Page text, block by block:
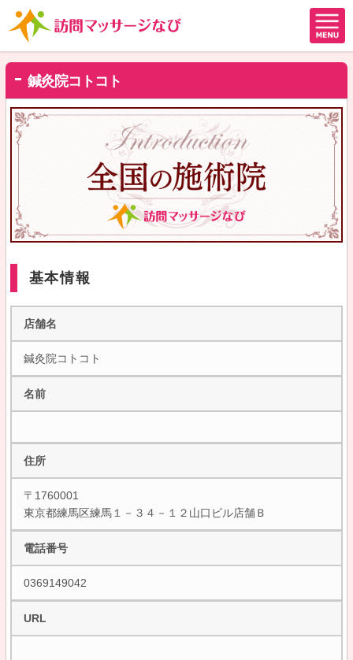
鍼灸院コトコト
基本情報
店舗名
鍼灸院コトコト
名前
住所
〒1760001
東京都練馬区練馬１－３４－１２山口ビル店舗Ｂ
電話番号
0369149042
URL